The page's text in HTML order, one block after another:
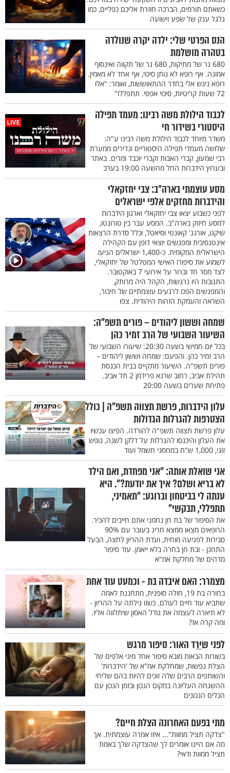
כשאתם תורמים, הברכה חוזרת אליכם כפליים, כמו
גלגל ענק של שפע וישועה
הנס הפרטי שלי: ילדה יקרה שנולדה
בטהרה מושלמת
680 גר של מתיקות, 680 גר של תקווה ואינסוף
אמונה. אף רופא לא נותן סיכוי, אף אחד לא מאמין.
רופא ניגש אלי בחדר ההתאוששות, ואומר: "אלו
72 שעות קריטיות, סיכוי אפסי. תתפללו"
לכבוד הילולת משה רבינו: מעמד תפילה
היסטורי בשידור חי
משדר מיוחד לכבוד הילולת משה רבינו ע"ה:
שלושה מעמדי תפילה היסטוריים ונדירים ממערת
רבי שמעון, קברי האבות וקברי יוכבד ומרים. באתר
ובערוץ הידברות החל מהשעה 19:00 בערב
מסע עוצמתי בארה"ב: צבי יחזקאלי
והידברות מחזקים אלפי ישראלים
לפני כשבוע יצאו צבי יחזקאלי וארגון הידברות
למסע חיזוק בארה"ב. המסע עבר בין טורונטו,
שיקגו, אורנג' קאונטי וסיאטל, וכלל סדרת הרצאות
אינטנסיבית ומפגשים יוצאי דופן עם הקהילה
הישראלית המקומית. כ-1,400 ישראלים הגיעו
לשמוע את סיפורו האישי המטלטל של יחזקאלי,
לצד מסר חד וברור על אירועי 7 באוקטובר.
התגובות היו נרגשות, הקהל היה מרותק,
והמפגשים הפכו לרגעים עוצמתיים של חיבור,
השראה והעמקת הזהות היהודית. צפו
שמחה וששון ליהודים – פורים תשפ"ה:
השיעור השבועי של הרב זמיר כהן
בכל יום חמישי בשעה 20:30: שיעורו השבועי של
הרב זמיר כהן. והפעם: שמחה וששון ליהודים –
פורים תשפ"ה. השיעור מתקיים בבית הכנסת
תהילת אביב, רחוב שרגא פרידמן 2 תל אביב.
פתיחת שערים בשעה 20:00
עלון הידברות, פרשת תצווה תשפ"ה | כולל
הצטרפות להגרלות הגדולות
עלון פרשת תצווה תשפ"ה להורדה. הפיצו עכשיו
את העלון והיכנסו להגרלות על דלקן לשנה, נופש
זוגי, 1,000 ש"ח במחסני חשמל ועוד
אני שואלת אותה: "אני מפחדת, ואם הילד
לא בריא ושלם? איך את יודעת?". היא
ענתה לי בביטחון וברוגע: "תאמיני,
תתפללי, תבקשי"
את הסיפור של בת חן נחמני אתם חייבים להכיר.
הרופאים מצאו ממצא חריג בעובר עם 90%
סבירות לפגיעה מוחית, ועדת ההריון לחצה, הבעל
התחנן - ובת חן בחרה בלא ייאמן. עוד סיפור
מדהים של מחלקת אמ"א
מצמרר: האם איבדה בת - וכמעט עוד אחת
בחורה בת 19, חולה סופנית, מתחננת לאמה
שתביא עוד חיים לעולם. כשזו גילתה על ההריון -
לא תיארה לעצמה את גודל האסון שיתלווה אליו.
ומה קרה אז?
לפני שיֵּרֵד האור: סיפור מרגש
בשורות הבאות מובא סיפור אחד מיני אלפים של
הצלת נפשות, שמחלקת אמ"א של 'הידברות'
והשותפים הרבים שלה זוכים להיות בהם שליחי
ההשגחה העליונה במקום הנכון ובזמן הנכון עם
הכלים הנכונים
מתי בפעם האחרונה הצלת חיים?
"צדקה תציל ממוות"... איזו אמרה עוצמתית. אך
מה אם היינו אומרים לך שהצדקה שלך באמת
תציל ממוות ודאי?